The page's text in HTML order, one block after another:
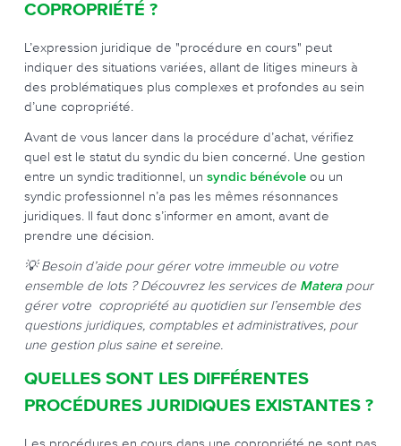
COPROPRIÉTÉ ?
L’expression juridique de "procédure en cours" peut
indiquer des situations variées, allant de litiges mineurs à
des problématiques plus complexes et profondes au sein
d’une copropriété.
Avant de vous lancer dans la procédure d’achat, vérifiez
quel est le statut du syndic du bien concerné. Une gestion
entre un syndic traditionnel, un syndic bénévole ou un
syndic professionnel n’a pas les mêmes résonnances
juridiques. Il faut donc s’informer en amont, avant de
prendre une décision.
💡 Besoin d’aide pour gérer votre immeuble ou votre
ensemble de lots ? Découvrez les services de Materapour
gérer votre copropriété au quotidien sur l’ensemble des
questions juridiques, comptables et administratives, pour
une gestion plus saine et sereine.
QUELLES SONT LES DIFFÉRENTES
PROCÉDURES JURIDIQUES EXISTANTES ?
Les procédures en cours dans une copropriété ne sont pas